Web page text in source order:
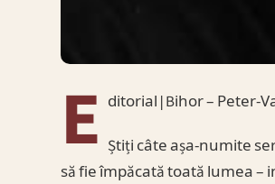
E ditorial|Bihor – Peter-
Știți câte așa-numite
să fie împăcată toată lumea –